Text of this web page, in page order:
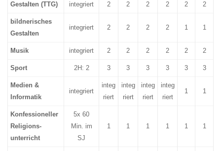
Gestalten (TTG) integriert 2 2 2 2 2 2
bildnerisches
Gestalten
integriert 2 2 2 2 1 1
Musik integriert 2 2 2 2 2 2
Sport 2H: 2 3 3 3 3 3 3
Medien &
Informatik
integriert
integ
riert
integ
riert
integ
riert
integ
riert
1 1
Konfessioneller
Religions-
unterricht
5x 60
Min. im
SJ
1 1 1 1 1 1